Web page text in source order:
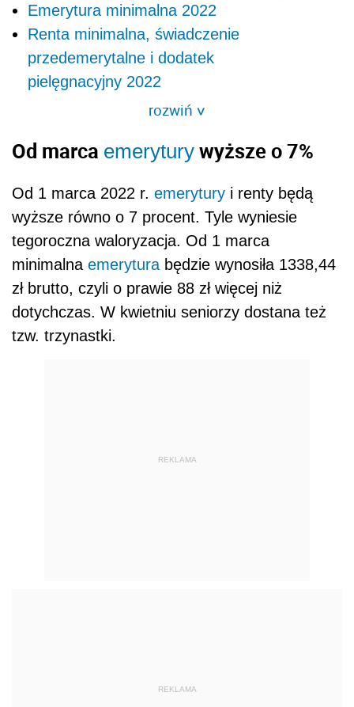
Emerytura minimalna 2022
Renta minimalna, świadczenie
przedemerytalne i dodatek
pielęgnacyjny 2022
rozwiń>
Od marca emerytury wyższe o 7%
Od 1 marca 2022 r. emerytury i renty będą
wyższe równo o 7 procent. Tyle wyniesie
tegoroczna waloryzacja. Od 1 marca
minimalna emerytura będzie wynosiła 1338,44
zł brutto, czyli o prawie 88 zł więcej niż
dotychczas. W kwietniu seniorzy dostana też
tzw. trzynastki.
REKLAMA
REKLAMA